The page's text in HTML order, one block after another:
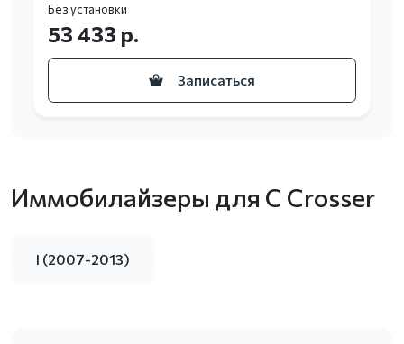
Без установки
53 433 р.
Записаться
Иммобилайзеры для C Crosser
I (2007-2013)